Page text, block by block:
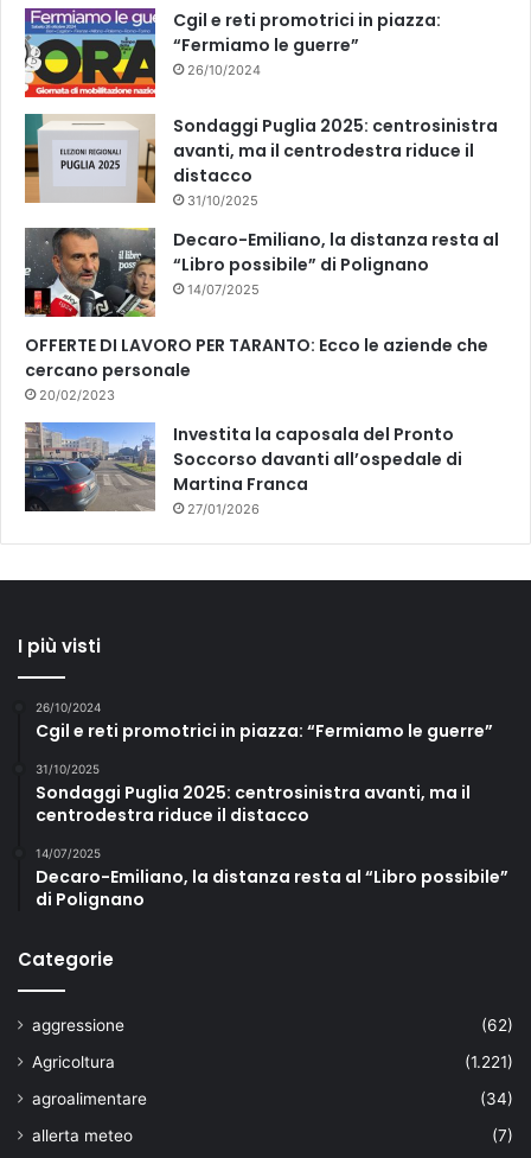
k
Cgil e reti promotrici in piazza:
“Fermiamo le guerre”
26/10/2024
Sondaggi Puglia 2025: centrosinistra
avanti, ma il centrodestra riduce il
distacco
31/10/2025
Decaro-Emiliano, la distanza resta al
“Libro possibile” di Polignano
14/07/2025
OFFERTE DI LAVORO PER TARANTO: Ecco le aziende che
cercano personale
20/02/2023
Investita la caposala del Pronto
Soccorso davanti all’ospedale di
Martina Franca
27/01/2026
I più visti
26/10/2024
Cgil e reti promotrici in piazza: “Fermiamo le guerre”
31/10/2025
Sondaggi Puglia 2025: centrosinistra avanti, ma il
centrodestra riduce il distacco
14/07/2025
Decaro-Emiliano, la distanza resta al “Libro possibile”
di Polignano
Categorie
aggressione
(62)
Agricoltura
(1.221)
agroalimentare
(34)
allerta meteo
(7)